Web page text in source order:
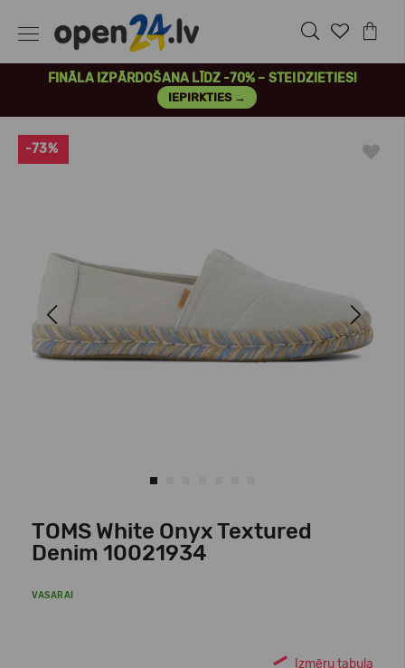
FINĀLA IZPĀRDOŠANA LĪDZ -70% – STEIDZIETIES!
IEPIRKTIES →
Next
-73%
TOMS White Onyx Textured
Denim 10021934
VASARAI
Izmēru tabula